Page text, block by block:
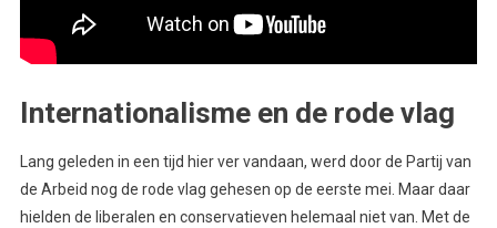
Internationalisme en de rode vlag
Lang geleden in een tijd hier ver vandaan, werd door de Partij van
de Arbeid nog de rode vlag gehesen op de eerste mei. Maar daar
hielden de liberalen en conservatieven helemaal niet van. Met de